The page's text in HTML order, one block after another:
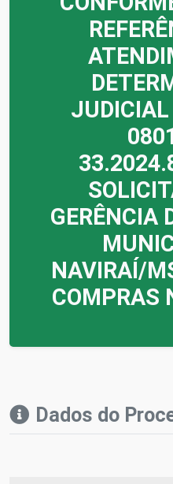
GERÊNCIA
NAVIRAÍ/
COMPRAS
Dados do